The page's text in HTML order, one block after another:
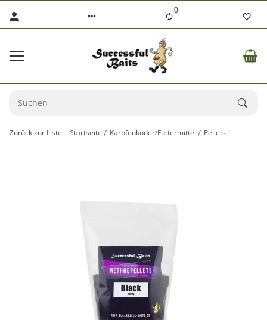
0
Zurück zur Liste Startseite Karpfenköder/Futtermittel Pellets